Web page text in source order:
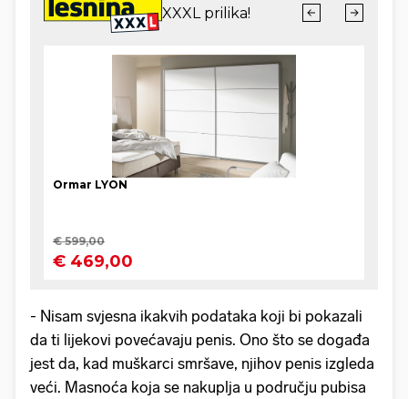
- Nisam svjesna ikakvih podataka koji bi pokazali
da ti lijekovi povećavaju penis. Ono što se događa
jest da, kad muškarci smršave, njihov penis izgleda
veći. Masnoća koja se nakuplja u području pubisa